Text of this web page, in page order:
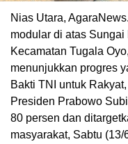
Nias Utara,
modular di atas
Kecamatan Tugala
menunjukkan progres
Bakti TNI untuk
Presiden Prabowo
80 persen dan
masyarakat, Sabtu (13/